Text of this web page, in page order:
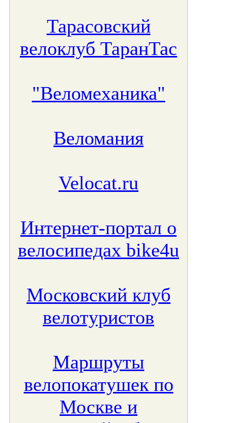
Тарасовский
велоклуб ТаранТас
"Веломеханика"
Веломания
Velocat.ru
Интернет-портал о
велосипедах bike4u
Московский клуб
велотуристов
Маршруты
велопокатушек по
Москве и